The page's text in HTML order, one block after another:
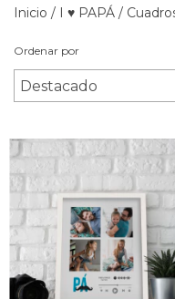
Inicio / I ♥ PAPÁ /
Ordenar por